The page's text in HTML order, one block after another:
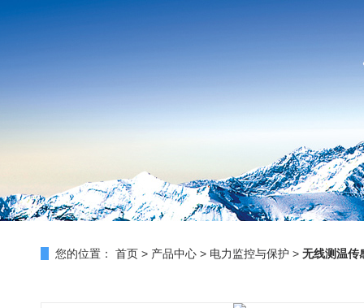
您的位置： 首页 > 产品中心 > 电力监控与保护 > 无线测温传